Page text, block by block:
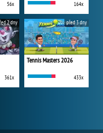
56x 164x
361x
2 dny
Tennis Masters 2026
433x
před 3 dny